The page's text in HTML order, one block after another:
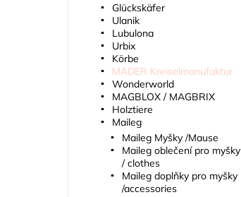
Glückskäfer
Ulanik
Lubulona
Urbix
Körbe
MADER Kreiselmanufaktur
Wonderworld
MAGBLOX / MAGBRIX
Holztiere
Maileg
Maileg Myšky /Mause
Maileg oblečení pro myšky
/ clothes
Maileg doplňky pro myšky
/accessories